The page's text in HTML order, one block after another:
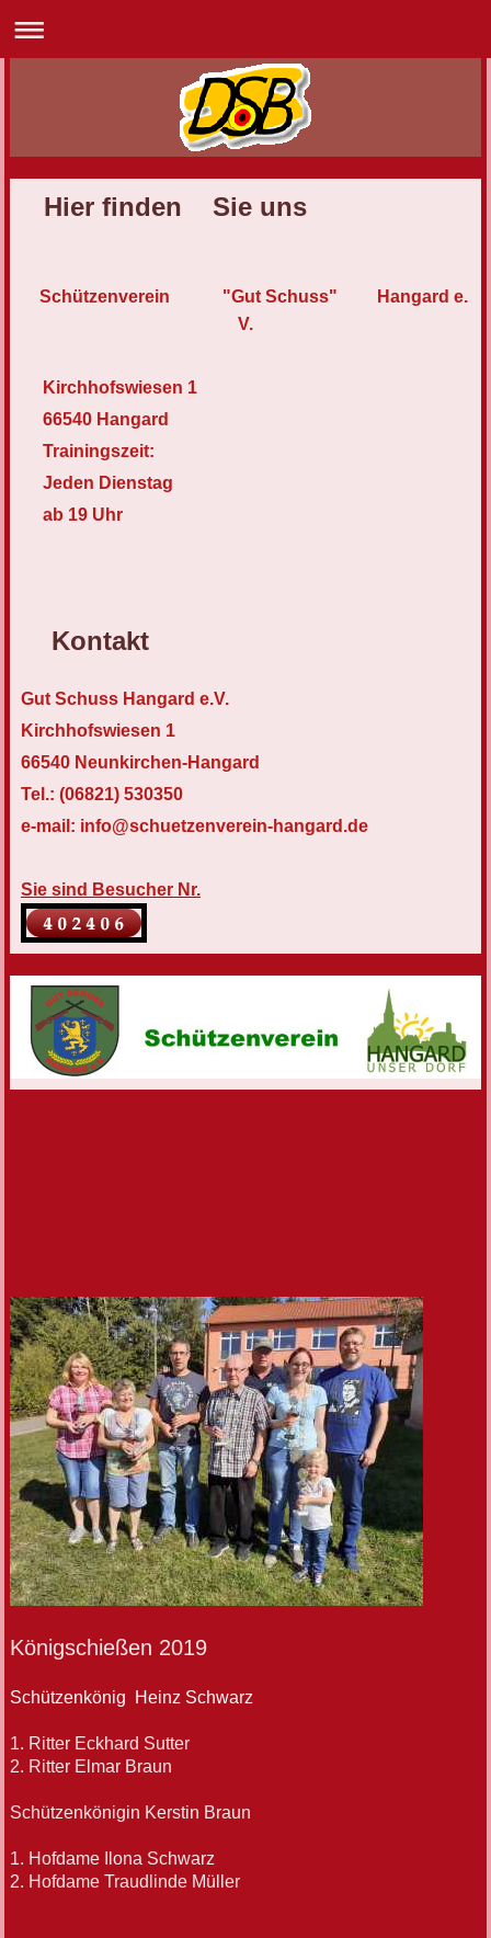
Hier finden Sie uns
Schützenverein
"Gut Schuss" Hangard e.
V.
Kirchhofswiesen 1
66540 Hangard
Trainingszeit:
Jeden Dienstag
ab 19 Uhr
Kontakt
Gut Schuss Hangard e.V.
Kirchhofswiesen 1
66540 Neunkirchen-Hangard
Tel.: (06821) 530350
e-mail: info@schuetzenverein-hangard.de
Sie sind Besucher Nr.
Königschießen 2019
Schützenkönig Heinz Schwarz
1. Ritter Eckhard Sutter
2. Ritter Elmar Braun
Schützenkönigin Kerstin Braun
1. Hofdame Ilona Schwarz
2. Hofdame Traudlinde Müller